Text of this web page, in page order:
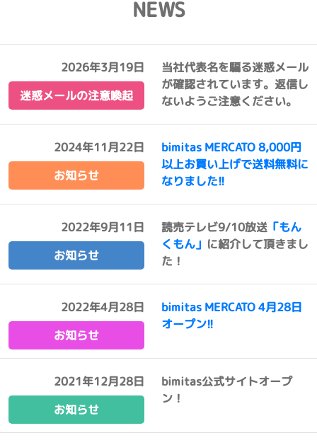
NEWS
2026年3月19日
迷惑メールの注意喚起
当社代表名を騙る迷惑メール
が確認されています。返信し
ないようご注意ください。
2024年11月22日
お知らせ
bimitas MERCATO 8,000円
以上お買い上げで送料無料に
なりました!!
2022年9月11日
お知らせ
読売テレビ9/10放送 「もん
くもん」 に紹介して頂きまし
た！
2022年4月28日
お知らせ
bimitas MERCATO 4月28日
オープン!!
2021年12月28日
お知らせ
bimitas公式サイトオープ
ン！